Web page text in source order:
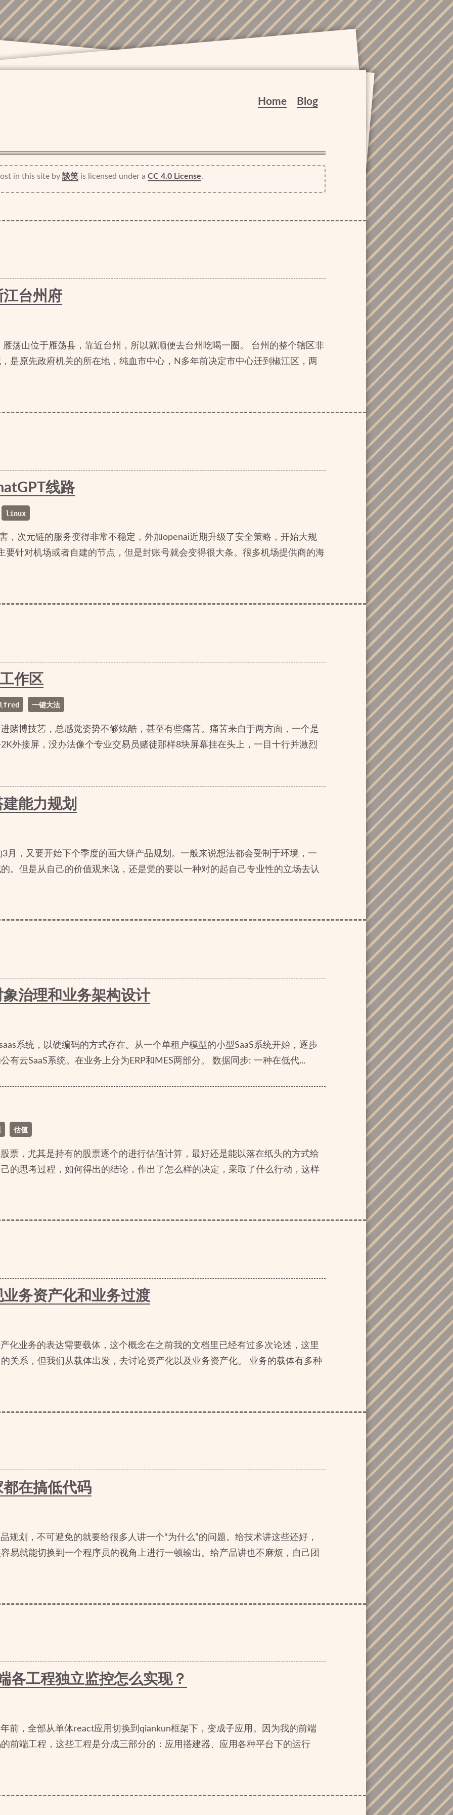
Home Blog
in this site by 談笑 is licensed under a CC 4.0 License.
台州府
荡山位于雁荡县，靠近台州，所以就顺便去台州吃喝一圈。 台州的整个辖区非
是原先政府机关的所在地，纯血市中心，N多年前决定市中心迁到椒江区，两
线路
linux
，次元链的服务变得非常不稳定，外加openai近期升级了安全策略，开始大规
要针对机场或者自建的节点，但是封账号就会变得很大条。很多机场提供商的海
作区
一键大法
赌博技艺，总感觉姿势不够炫酷，甚至有些痛苦。痛苦来自于两方面，一个是
外接屏，没办法像个专业交易员赌徒那样8块屏幕挂在头上，一目十行并激烈
能力规划
月，又要开始下个季度的画大饼产品规划。一般来说想法都会受制于环境，一
。但是从自己的价值观来说，还是觉的要以一种对的起自己专业性的立场去认
治理和业务架构设计
系统，以硬编码的方式存在。从一个单租户模型的小型SaaS系统开始，逐步
有云SaaS系统。在业务上分为ERP和MES两部分。 数据同步: 一种在低代...
估值
票，尤其是持有的股票逐个的进行估值计算，最好还是能以落在纸头的方式给
的思考过程，如何得出的结论，作出了怎么样的决定，采取了什么行动，这样
务资产化和业务过渡
化业务的表达需要载体，这个概念在之前我的文档里已经有过多次论述，这里
关系，但我们从载体出发，去讨论资产化以及业务资产化。 业务的载体有多种
在搞低代码
规划，不可避免的就要给很多人讲一个“为什么”的问题。给技术讲这些还好，
易就能切换到一个程序员的视角上进行一顿输出。给产品讲也不麻烦，自己团
各工程独立监控怎么实现？
前，全部从单体react应用切换到qiankun框架下，变成子应用。因为我的前端
前端工程，这些工程是分成三部分的：应用搭建器、应用各种平台下的运行